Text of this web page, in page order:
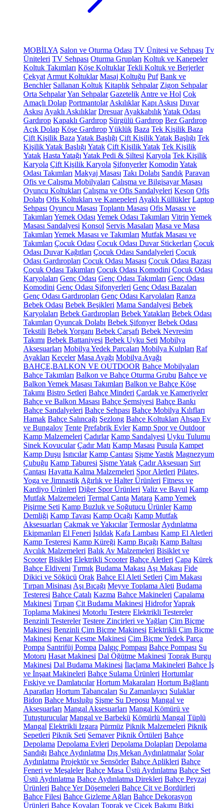
MOBİLYA Salon ve Oturma Odası TV Ünitesi ve Sehpası Tv
Üniteleri TV Sehpası Oturma Grupları Koltuk ve Kanepeler
Koltuk Takımları Köşe Koltuklar Tekli Koltuk ve Berjerler
Çekyat Armut Koltuklar Masaj Koltuğu Puf Bank ve
Benchler Sallanan Koltuk Kitaplık Sehpalar Zigon Sehpalar
Orta SehpalarYan Sehpalar Gazetelik Antre ve Hol Çok
Amaçlı Dolap Portmantolar Askılıklar Kapı Askısı Duvar
Askısı Ayaklı Askılıklar Dresuar AyakkabılıkYatak Odası
Gardırop Kapaklı Gardırop Sürgülü Gardırop Bez Gardırop
Açık Dolap Köşe GardıropYüklük Baza Tek Kişilik Baza
Çift Kişilik Baza Yatak Başlığı Çift Kişilik Yatak Başlığı Tek
Kişilik Yatak Başlığı Yatak Çift Kişilik Yatak Tek Kişilik
Yatak Hasta Yatağı Yatak Pedi & Şiltesi Karyola Tek Kişilik
Karyola Çift Kişilik Karyola Şifonyerler Komodin Yatak
Odası Takımları Makyaj Masası Takı Dolabı Sandık Paravan
Ofis ve Çalışma Mobilyaları Çalışma ve Bilgisayar Masası
Oyuncu Koltukları Çalışma ve Ofis Sandalyeleri Keson Ofis
Dolabı Ofis Koltukları ve Kanepeleri Ayaklı Küllükler Laptop
Sehpası Oyuncu Masası Toplantı Masası Ofis Masası ve
Takımları Yemek Odası Yemek Odası Takımları Vitrin Yemek
Masası Sandalyesi Konsol Servis Masaları Masa ve Masa
Takımları Yemek Masası ve Takımları Mutfak Masası ve
Takımları Çocuk Odası Çocuk Odası Duvar Stickerları Çocuk
Odası Duvar Kağıtları Çocuk Odası Sandalyeleri Çocuk
Odası Gardıropları Çocuk Odası Masası Çocuk Odası Bazası
Çocuk Odası Takımları Çocuk Odası Komodini Çocuk Odası
Karyolaları Genç Odası Genç Odası Takımları Genç Odası
Komodini Genç Odası Şifonyerleri Genç Odası Bazaları
Genç Odası Gardıropları Genç Odası Karyolaları Ranza
Bebek Odası Bebek Beşikleri Mama Sandalyesi Bebek
Karyolaları Bebek Gardıropları Bebek Yatakları Bebek Odası
Takımları Oyuncak Dolabı Bebek Şifonyer Bebek Odası
Tekstili Bebek Yorganı Bebek Çarşafı Bebek Nevresim
Takımı Bebek Battaniyesi Bebek Uyku Seti Mobilya
Aksesuarları Mobilya Yedek Parçaları Mobilya Kulpları Raf
Ayakları Keçeler Masa Ayağı Mobilya Ayağı
BAHÇE,BALKON VE OUTDOOR Bahçe Mobilyaları
Bahçe Takımları Balkon ve Bahçe Oturma Grubu Bahçe ve
Balkon Yemek Masası Takımları Balkon ve Bahçe Köşe
Takımı Bistro Setleri Bahçe Minderi Çardak ve Kameriyeler
Bahçe ve Balkon Masası Bahçe Şemsiyesi Bahçe Bankı
Bahçe Sandalyeleri Bahçe Sehpası Bahçe Mobilya Kılıfları
Hamak Bahçe Salıncağı Şezlong Bahçe Koltukları Ahşap Ev
ve Bungalov Tente Prefabrik Evler Kamp Spor ve Outdoor
Kamp Malzemeleri Çadırlar Kamp Sandalyesi Uyku Tulumu
Sinek Kovucular Çadır Matı Kamp Masası Pusula Kampet
Kamp Duşu Isıtıcılar Kamp Çantası Şişme Yastık Magnezyum
Çubuğu Kamp Taburesi Şişme Yatak Çadır Aksesuarı Sırt
Çantası Hayatta Kalma Malzemeleri Spor Aletleri Pilates,
Yoga ve Jimnastik Ağırlık ve Halter Ürünleri Fitness ve
Kardiyo Ürünleri Diğer Spor Ürünleri Valiz ve Bavul Kamp
Mutfak Malzemeleri Termal Çanta Matara Kamp Yemek
Pişirme Seti Kamp Buzluk ve Soğutucu Ürünler Kamp
Demliği Kamp Tavası Kamp Ocağı Kamp Mutfak
Aksesuarları Çakmak ve Yakıcılar Termoslar Aydınlatma
Ekipmanları El Feneri Işıldak Kafa Lambası Kamp El Aletleri
Kamp Testeresi Kamp Küreği Kamp Bıçağı Kamp Baltası
Avcılık Malzemeleri Balık Av Malzemeleri Bisiklet ve
Scooter Bisiklet Elektrikli Scooter Bahçe Aletleri Çapa Kürek
Bahçe Eldiveni Tırmık Budama Makası Aşı Makası Fide
Dikici ve Sökücü Orak Bahçe El Aleti Setleri Çim Makası
Tırpan Misinası Aşı Bıçağı Meyve Toplama Aleti Budama
Testeresi Bahçe Çatalı Kazma Bahçe Makineleri Çapalama
Makinesi Tırpan Çit Budama Makinesi HidroforYaprak
Toplama Makinesi Motorlu Testere Elektrikli Testereler
Benzinli Testereler Testere Zincirleri ve Yağları Çim Biçme
Makinesi Benzinli Çim Biçme Makinesi Elektrikli Çim Biçme
Makinesi Kenar Kesme Makinesi Çim Biçme Yedek Parça
Pompa Santrifüj Pompa Dalgıç Pompası Bahçe Pompası Su
Motoru Hasat Makinesi Dal Öğütme Makinesi Toprak Burgu
Makinesi Dal Budama Makinesi İlaçlama Makineleri Bahçe İş
ve İnşaat Makineleri Bahçe Sulama Ürünleri Hortumlar
Fıskiye ve Damlatıcılar Hortum Makaraları Hortum Bağlantı
Aparatları Hortum Tabancaları Su Zamanlayıcı Sulaklar
Bidon Bahçe Musluğu Şişme Su Deposu Mangal ve
Aksesuarları Mangal Aksesuarları Mangal Kömürü ve
Tutuşturucular Mangal ve Barbekü Kömürlü Mangal Tüplü
Mangal Elektrikli Izgara Pürmüz Piknik Malzemeleri Piknik
Sepetleri Piknik Seti Semaver Piknik Örtüleri Bahçe
Depolama Depolama Evleri Depolama Dolapları Depolama
Sandığı Bahçe Aydınlatma Dış Mekan Aydınlatmalar Solar
Aydınlatma Projektör ve Sensörler Bahçe Aplikleri Bahçe
Feneri ve Meşaleler Bahçe Masa Üstü Aydınlatma Bahçe Set
Üstü Aydınlatma Bahçe Aydınlatma Direkleri Bahçe Peyzaj
Ürünleri Bahçe Yer Döşemeleri Bahçe Çit ve Bordürleri
Bahçe Filesi Bahçe Gizleme Ağları Bahçe Dekorasyon
Ürünleri Bahçe Kovaları Toprak ve Çiçek Bakımı Bitki